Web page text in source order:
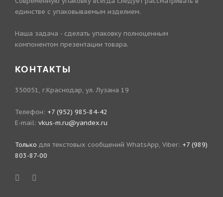
единстве с упаковываемым изделием.
Наша задача - сделать упаковку полноценным
компонентом презентации товара.
КОНТАКТЫ
350051, г.Краснодар, ул. Лузана 19
Телефон: +7 (952) 985-84-42
E-mail: vkus-m.ru@yandex.ru
Только для текстовых сообщений WhatsApp, Viber: +7 (989)
803-87-00